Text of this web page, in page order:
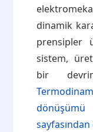
dinamik
prensipler
sistem,
bir